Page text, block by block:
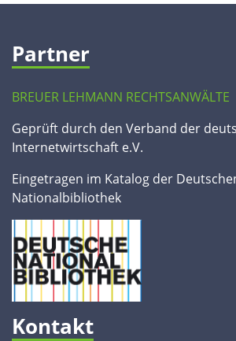
Partner
BREUER LEHMANN RECHTSANWÄLTE
Geprüft durch den Verband der
Internetwirtschaft e.V.
Eingetragen im Katalog der
Nationalbibliothek
Kontakt